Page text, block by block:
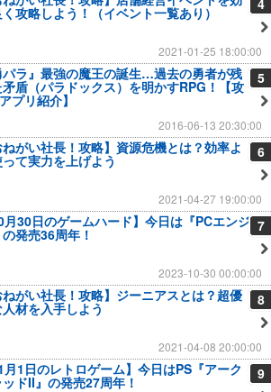
攻略しよう！（イベント一覧あり）
2021-01-25 18:00:00
5
パラ』最強の魔王の誕生…過去の勇者が残
矛盾（パラドックス）を明かすRPG！【攻
プリ紹介】
2016-06-13 20:30:00
6
ねがい社長！攻略】資源危機とは？効率よ
って実力を上げよう
2021-04-27 19:00:00
7
月30日のゲームハード】今日は『PCエンジ
発売36周年！
2023-10-30 00:00:00
8
ねがい社長！攻略】ジーニアスとは？超優
材を入手しよう
2021-04-08 20:00:00
9
月1日のレトロゲーム】今日はPS『アーク
ドII』の発売27周年！